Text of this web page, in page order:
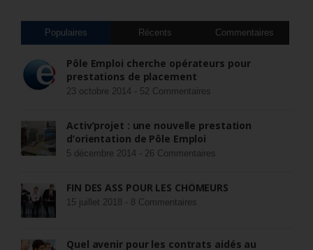
Populaires Récents Commentaires
Pôle Emploi cherche opérateurs pour
prestations de placement
23 octobre 2014 - 52 Commentaires
Activ’projet : une nouvelle prestation
d’orientation de Pôle Emploi
5 décembre 2014 - 26 Commentaires
FIN DES ASS POUR LES CHÔMEURS
15 juillet 2018 - 8 Commentaires
Quel avenir pour les contrats aidés au